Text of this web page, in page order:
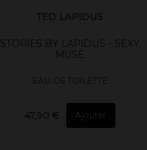
TED LAPIDUS
STORIES BY LAPIDUS - SEXY
MUSE
EAU DE TOILETTE
47,90 € Ajouter